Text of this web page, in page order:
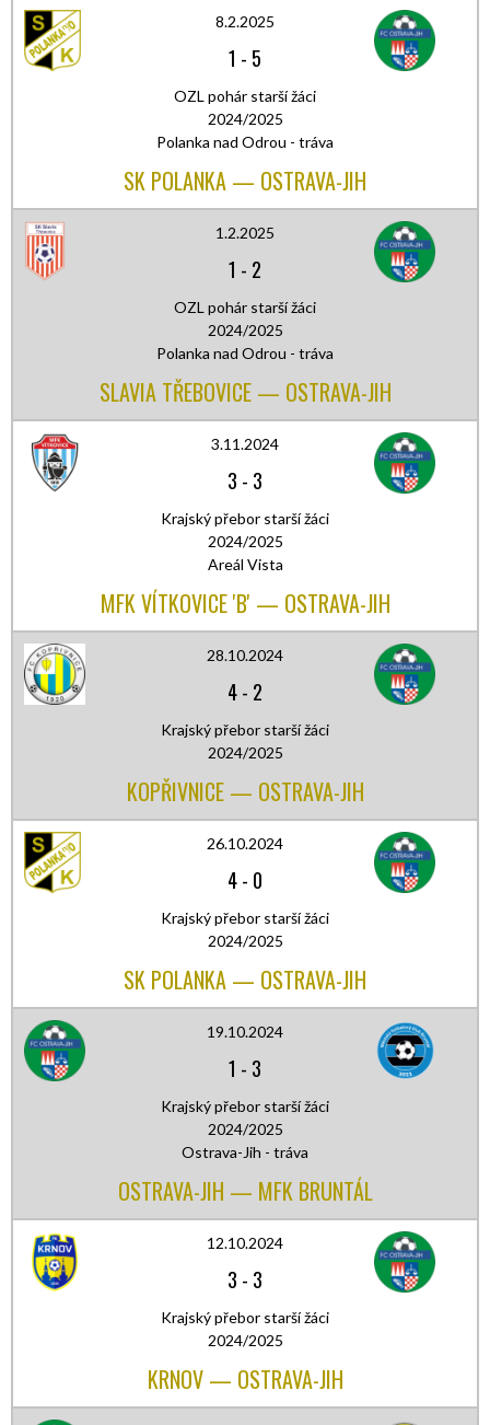
8.2.2025
1 - 5
OZL pohár starší žáci
2024/2025
Polanka nad Odrou - tráva
SK POLANKA — OSTRAVA-JIH
1.2.2025
1 - 2
OZL pohár starší žáci
2024/2025
Polanka nad Odrou - tráva
SLAVIA TŘEBOVICE — OSTRAVA-JIH
3.11.2024
3 - 3
Krajský přebor starší žáci
2024/2025
Areál Vista
MFK VÍTKOVICE 'B' — OSTRAVA-JIH
28.10.2024
4- 2
Krajský přebor starší žáci
2024/2025
KOPŘIVNICE — OSTRAVA-JIH
26.10.2024
4- 0
Krajský přebor starší žáci
2024/2025
SK POLANKA — OSTRAVA-JIH
19.10.2024
1 - 3
Krajský přebor starší žáci
2024/2025
Ostrava-Jih - tráva
OSTRAVA-JIH — MFK BRUNTÁL
12.10.2024
3 - 3
Krajský přebor starší žáci
2024/2025
KRNOV — OSTRAVA-JIH